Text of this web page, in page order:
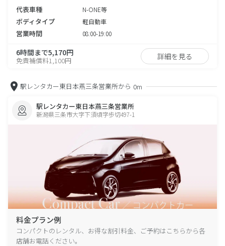
代表車種 N-ONE等
ボディタイプ 軽自動車
営業時間 08:00-19:00
6時間まで5,170円
免責補償料1,100円 詳細を見る
駅レンタカー東日本燕三条営業所から 0m
駅レンタカー東日本燕三条営業所
新潟県三条市大字下須頃字歩切497-1
料金プラン例
コンパクトのレンタル、お得な割引料金、ご予約はこちらから各
店舗お電話ください。